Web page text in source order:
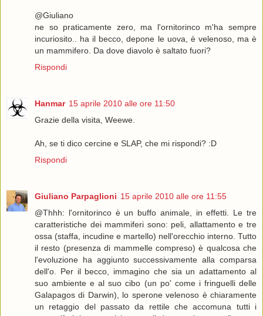
@Giuliano
ne so praticamente zero, ma l'ornitorinco m'ha sempre
incuriosito.. ha il becco, depone le uova, è velenoso, ma è
un mammifero. Da dove diavolo è saltato fuori?
Rispondi
Hanmar 15 aprile 2010 alle ore 11:50
Grazie della visita, Weewe.
Ah, se ti dico cercine e SLAP, che mi rispondi? :D
Rispondi
Giuliano Parpaglioni 15 aprile 2010 alle ore 11:55
@Thhh: l'ornitorinco è un buffo animale, in effetti. Le tre
caratteristiche dei mammiferi sono: peli, allattamento e tre
ossa (staffa, incudine e martello) nell'orecchio interno. Tutto
il resto (presenza di mammelle compreso) è qualcosa che
l'evoluzione ha aggiunto successivamente alla comparsa
dell'o. Per il becco, immagino che sia un adattamento al
suo ambiente e al suo cibo (un po' come i fringuelli delle
Galapagos di Darwin), lo sperone velenoso è chiaramente
un retaggio del passato da rettile che accomuna tutti i